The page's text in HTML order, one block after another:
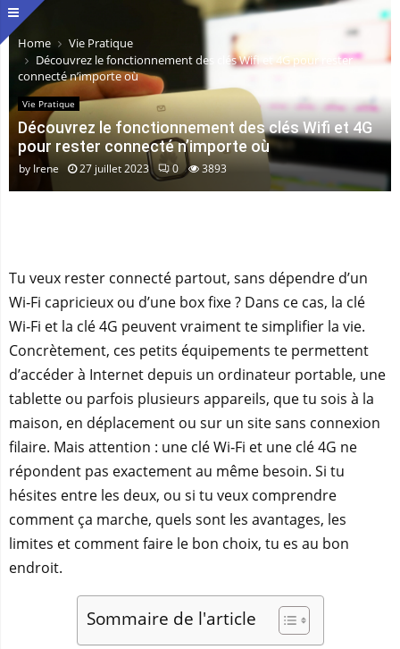
Home
Vie Pratique
Découvrez le fonctionnement des clés Wifi et 4G pour rester
connecté n’importe où
Vie Pratique
Découvrez le fonctionnement des clés Wifi et 4G
pour rester connecté n’importe où
by Irene 27 juillet 2023 0 3893
Tu veux rester connecté partout, sans dépendre d’un
Wi‑Fi capricieux ou d’une box fixe ? Dans ce cas, la clé
Wi‑Fi et la clé 4G peuvent vraiment te simplifier la vie.
Concrètement, ces petits équipements te permettent
d’accéder à Internet depuis un ordinateur portable, une
tablette ou parfois plusieurs appareils, que tu sois à la
maison, en déplacement ou sur un site sans connexion
filaire. Mais attention : une clé Wi‑Fi et une clé 4G ne
répondent pas exactement au même besoin. Si tu
hésites entre les deux, ou si tu veux comprendre
comment ça marche, quels sont les avantages, les
limites et comment faire le bon choix, tu es au bon
endroit.
Sommaire de l'article